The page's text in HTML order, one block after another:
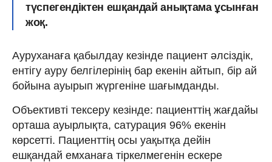
түспегендіктен ешқандай анықтама ұсынған
жоқ.
Ауруханаға қабылдау кезінде пациент әлсіздік,
ентігу ауру белгілерінің бар екенін айтып, бір ай
бойына ауырып жүргеніне шағымданды.
Объективті тексеру кезінде: пациенттің жағдайы
орташа ауырлықта, сатурация 96% екенін
көрсетті. Пациенттің осы уақытқа дейін
ешқандай емханаға тіркелмегенін ескере